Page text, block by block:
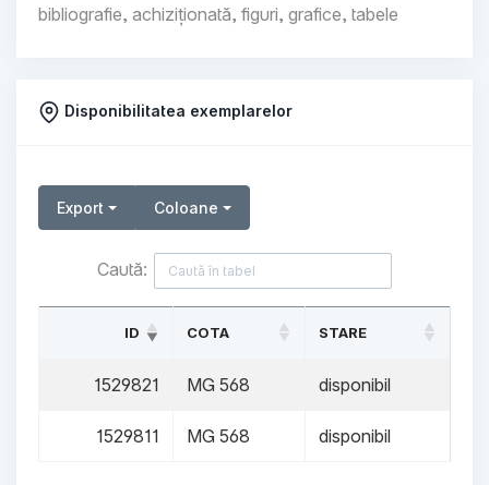
bibliografie, achiziționată, figuri, grafice, tabele
Disponibilitatea exemplarelor
Export Coloane
Caută:
ID COTA STARE
1529821 MG 568 disponibil
1529811 MG 568 disponibil